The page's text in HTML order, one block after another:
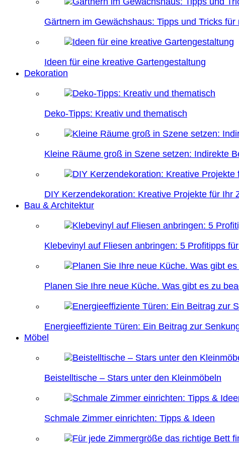
Gärtnern im Gewächshaus: Tipps und Tricks für
Ideen für eine kreative Gartengestaltung
Dekoration
Deko-Tipps: Kreativ und thematisch
Kleine Räume groß in Szene setzen: Indirekte
DIY Kerzendekoration: Kreative Projekte für Ihr
Bau & Architektur
Klebevinyl auf Fliesen anbringen: 5 Profitipps
Planen Sie Ihre neue Küche. Was gibt es zu
Energieeffiziente Türen: Ein Beitrag zur
Möbel
Beistelltische – Stars unter den Kleinmöbeln
Schmale Zimmer einrichten: Tipps & Ideen